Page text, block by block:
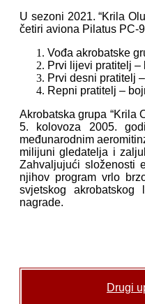
U sezoni 2021. “Krila
četiri aviona Pilatus PC-
Vođa akrobatske
Prvi lijevi pratitelj
Prvi desni pratitelj
Repni pratitelj –
Akrobatska grupa “Krila
5. kolovoza 2005.
međunarodnim
milijuni gledatelja i
Zahvaljujući složenosti
njihov program vrlo
svjetskog
nagrade.
Drugi